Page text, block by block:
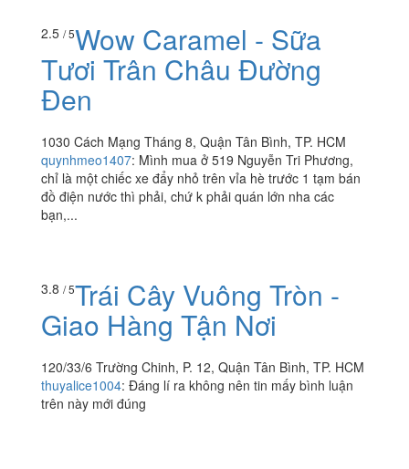
2.5 / 5Wow Caramel - Sữa
Tươi Trân Châu Đường
Đen
1030 Cách Mạng Tháng 8, Quận Tân Bình, TP. HCM
quynhmeo1407: Mình mua ở 519 Nguyễn Tri Phương,
chỉ là một chiếc xe đẩy nhỏ trên vỉa hè trước 1 tạm bán
đồ điện nước thì phải, chứ k phải quán lớn nha các
bạn,...
3.8/ 5Trái Cây Vuông Tròn -
Giao Hàng Tận Nơi